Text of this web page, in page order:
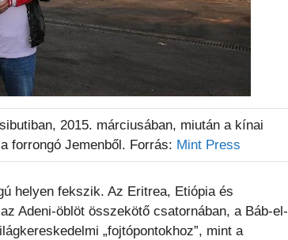
2015. márciusában, miután a kínai
forrongó Jemenből. Forrás: Mint Press
helyen fekszik. Az Eritrea, Etiópia és
Adeni-öblöt összekötő csatornában, a Báb-el-
„fojtópontokhoz”, mint a